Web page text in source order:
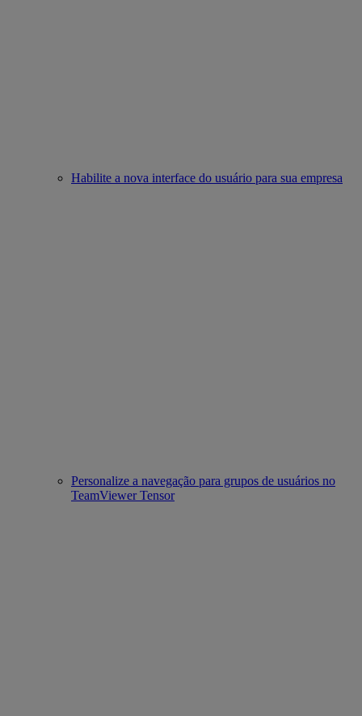
Habilite a nova interface do usuário para sua empresa
Personalize a navegação para grupos de usuários no
TeamViewer Tensor